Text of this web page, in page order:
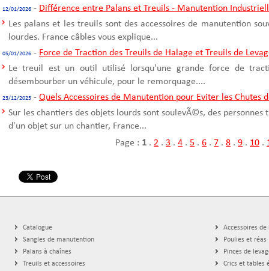
12/01/2026 - Différence entre Palans et Treuils - Manutention
Les palans et les treuils sont des accessoires de manutention
lourdes. France câbles vous explique...
05/01/2026 - Force de Traction des Treuils de Halage et Treuils de
Le treuil est un outil utilisé lorsqu'une grande force de
désembourber un véhicule, pour le remorquage....
23/12/2025 - Quels Accessoires de Manutention pour Eviter les Chutes
Sur les chantiers des objets lourds sont soulevÃ©s, des
d'un objet sur un chantier, France...
Page : 1 . 2 . 3 . 4 . 5 . 6 . 7 . 8 . 9 . 10 .
Catalogue
Sangles de manutention
Palans à chaînes
Treuils et accessoires
Accessoires de
Poulies et réas
Pinces de
Crics et tables